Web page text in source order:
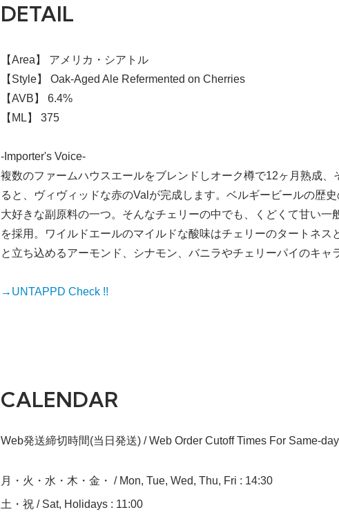
DETAIL
【Area】 アメリカ・シアトル
【Style】 Oak-Aged Ale Refermented on Cherries
【AVB】 6.4%
【ML】 375
-Importer's Voice-
複数のファームハウスエールをブレンドしオーク樽で12ヶ月熟成
ると、ヴィヴィッドな赤のValが完成します。ベルギービールの歴
大好きな副原料の一つ。そんなチェリーの中でも、くどくて甘い
を採用。ワイルドエールのマイルドな酸味はチェリーのタートネ
と立ち込めるアーモンド、シナモン、バニラやチェリーパイのキャ
→UNTAPPD Check !!
CALENDAR
Web発送締切時間(当日発送) / Web Order Cutoff Times For Same-
月・火・水・木・金・ / Mon, Tue, Wed, Thu, Fri : 14:30
土・祝 / Sat, Holidays : 11:00